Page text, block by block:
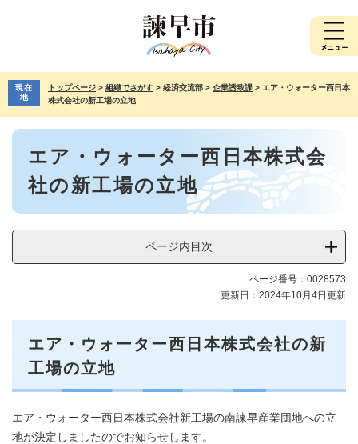
先
で
を
ば
現在
地
トップページ > 組織でさがす > 経済交流部 > 企業誘致課 > エア・ウォーター西日本
株式会社の新工場の立地
本
エア・ウォーター西日本株式会
社の新工場の立地
ページ内目次
ページ番号：0028573
更新日：2024年10月4日更新
エア・ウォーター西日本株式会社の新
工場の立地
エア・ウォーター西日本株式会社新工場の南諫早産業団地への立
地が決定しましたのでお知らせします。